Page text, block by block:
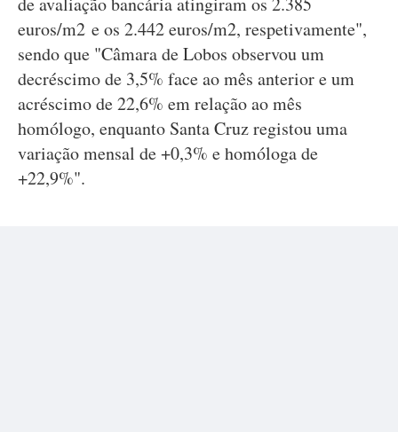
euros/m2 e os 2.442 euros/m2, respetivamente",
sendo que "Câmara de Lobos observou um
decréscimo de 3,5% face ao mês anterior e um
acréscimo de 22,6% em relação ao mês
homólogo, enquanto Santa Cruz registou uma
variação mensal de +0,3% e homóloga de
+22,9%".